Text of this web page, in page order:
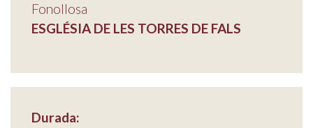
Fonollosa
ESGLÉSIA DE LES TORRES DE FALS
Durada: